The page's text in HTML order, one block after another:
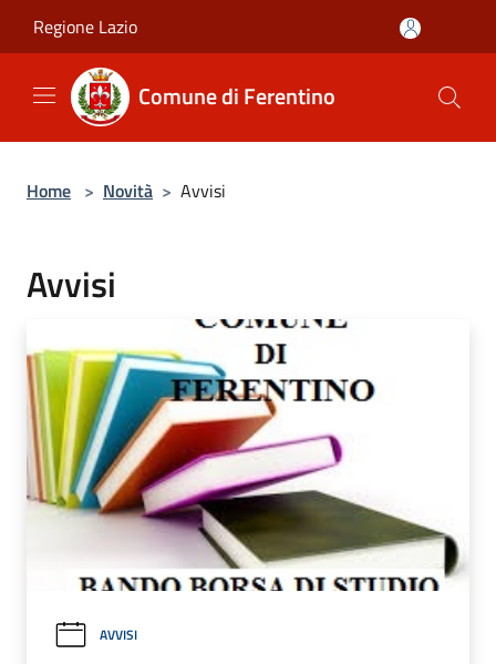
Regione Lazio
Comune di Ferentino
Home > Novità > Avvisi
Avvisi
AVVISI